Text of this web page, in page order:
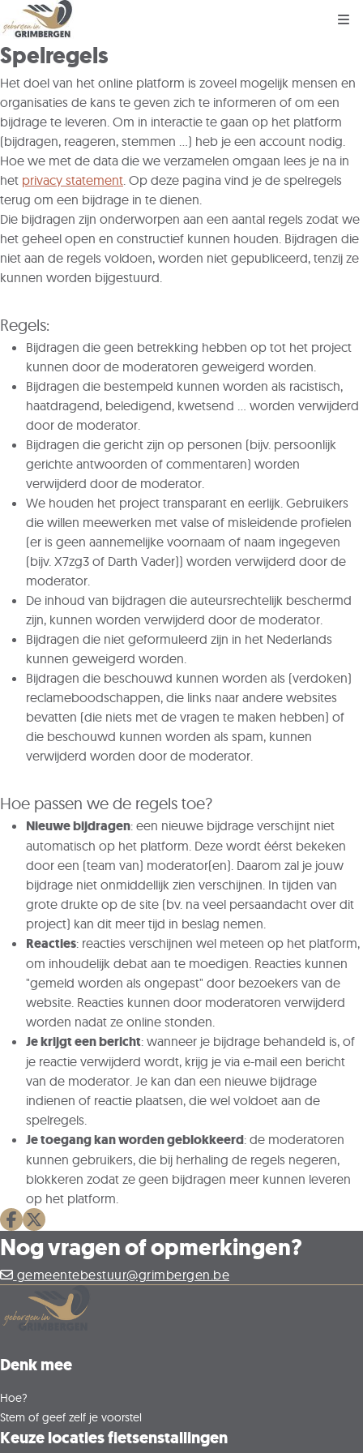
Spelregels
Het doel van het online platform is zoveel mogelijk mensen en
organisaties de kans te geven zich te informeren of om een
bijdrage te leveren. Om in interactie te gaan op het platform
(bijdragen, reageren, stemmen ...) heb je een account nodig.
Hoe we met de data die we verzamelen omgaan lees je na in
het privacy statement. Op deze pagina vind je de spelregels
terug om een bijdrage in te dienen.
Die bijdragen zijn onderworpen aan een aantal regels zodat we
het geheel open en constructief kunnen houden. Bijdragen die
niet aan de regels voldoen, worden niet gepubliceerd, tenzij ze
kunnen worden bijgestuurd.
Regels:
Bijdragen die geen betrekking hebben op tot het project
kunnen door de moderatoren geweigerd worden.
Bijdragen die bestempeld kunnen worden als racistisch,
haatdragend, beledigend, kwetsend ... worden verwijderd
door de moderator.
Bijdragen die gericht zijn op personen (bijv. persoonlijk
gerichte antwoorden of commentaren) worden
verwijderd door de moderator.
We houden het project transparant en eerlijk. Gebruikers
die willen meewerken met valse of misleidende profielen
(er is geen aannemelijke voornaam of naam ingegeven
(bijv. X7zg3 of Darth Vader)) worden verwijderd door de
moderator.
De inhoud van bijdragen die auteursrechtelijk beschermd
zijn, kunnen worden verwijderd door de moderator.
Bijdragen die niet geformuleerd zijn in het Nederlands
kunnen geweigerd worden.
Bijdragen die beschouwd kunnen worden als (verdoken)
reclameboodschappen, die links naar andere websites
bevatten (die niets met de vragen te maken hebben) of
die beschouwd kunnen worden als spam, kunnen
verwijderd worden door de moderator.
Hoe passen we de regels toe?
Nieuwe bijdragen: een nieuwe bijdrage verschijnt niet
automatisch op het platform. Deze wordt éérst bekeken
door een (team van) moderator(en). Daarom zal je jouw
bijdrage niet onmiddellijk zien verschijnen. In tijden van
grote drukte op de site (bv. na veel persaandacht over dit
project) kan dit meer tijd in beslag nemen.
Reacties: reacties verschijnen wel meteen op het platform,
om inhoudelijk debat aan te moedigen. Reacties kunnen
"gemeld worden als ongepast" door bezoekers van de
website. Reacties kunnen door moderatoren verwijderd
worden nadat ze online stonden.
Je krijgt een bericht: wanneer je bijdrage behandeld is, of
je reactie verwijderd wordt, krijg je via e-mail een bericht
van de moderator. Je kan dan een nieuwe bijdrage
indienen of reactie plaatsen, die wel voldoet aan de
spelregels.
Je toegang kan worden geblokkeerd: de moderatoren
kunnen gebruikers, die bij herhaling de regels negeren,
blokkeren zodat ze geen bijdragen meer kunnen leveren
op het platform.
Deel op facebook
Deel op X
Nog vragen of opmerkingen?
gemeentebestuur@grimbergen.be
Denk mee
Hoe?
Stem of geef zelf je voorstel
Keuze locaties fietsenstallingen